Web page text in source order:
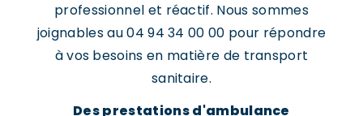
professionnel et réactif. Nous sommes
joignables au 04 94 34 00 00 pour répondre
à vos besoins en matière de transport
sanitaire.
Des prestations d'ambulance